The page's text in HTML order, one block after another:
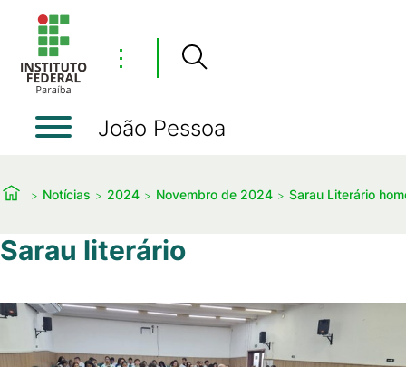
⋮
João Pessoa
Notícias 2024 Novembro de 2024 Sarau Literário
Sarau literário